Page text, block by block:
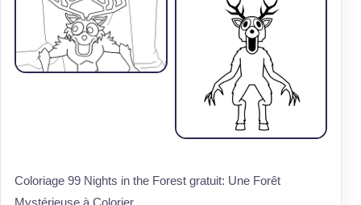
Coloriage 99 Nights in the Forest gratuit: Une Forêt
Mystérieuse à Colorier